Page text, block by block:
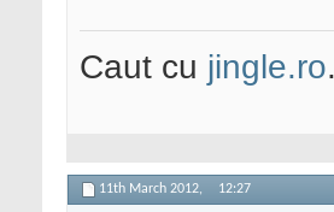
Caut cu jingle.ro.
11th March 2012, 12:27